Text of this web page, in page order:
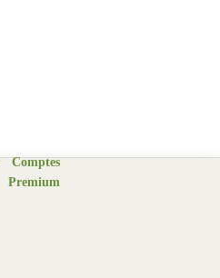
Comptes
Premium